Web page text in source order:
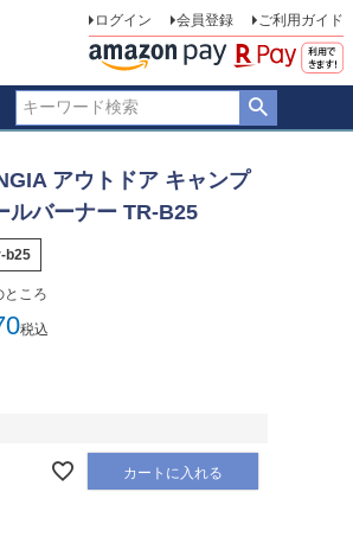
ログイン 会員登録 ご利用ガイド
アウトドア キャンプ
ルバーナー TR-B25
b25
ところ
税込
カートに入れる